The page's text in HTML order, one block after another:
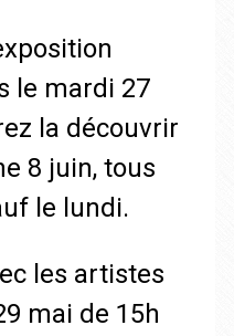
le mardi 27
la découvrir
8 juin, tous
le lundi.
les artistes
mai de 15h